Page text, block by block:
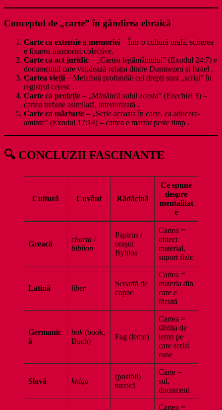
Conceptul de „carte” în gândirea ebraică
Carte ca extensie a memoriei – Într-o cultură orală, scrierea
e fixarea memoriei colective.
Carte ca act juridic – „Cartea legământului” (Exodul 24:7) e
documentul care validează relația dintre Dumnezeu și Israel .
Cartea vieții – Metaforă profundă: cei drepți sunt „scriși” în
registrul ceresc .
Carte ca profeție – „Mănâncă sulul acesta” (Ezechiel 3) –
cartea trebuie asimilată, interiorizată .
Carte ca mărturie – „Scrie aceasta în carte, ca aducere-
aminte” (Exodul 17:14) – cartea e martor peste timp .
🔍 CONCLUZII FASCINANTE
Cultură Cuvânt Rădăcină
Ce spune
despre
mentalitat
e
Greacă
charta /
biblion
Papirus /
orașul
Byblos
Cartea =
obiect
material,
suport fizic
Latină liber
Scoarță de
copac
Cartea =
materia din
care e
făcută
Germanic
ă
bok(book,
Buch)
Fag (lemn)
Cartea =
tăblița de
lemn pe
care scriai
rune
Slavă kniga
(posibil)
turcică
Carte =
sul,
document
Cartea =